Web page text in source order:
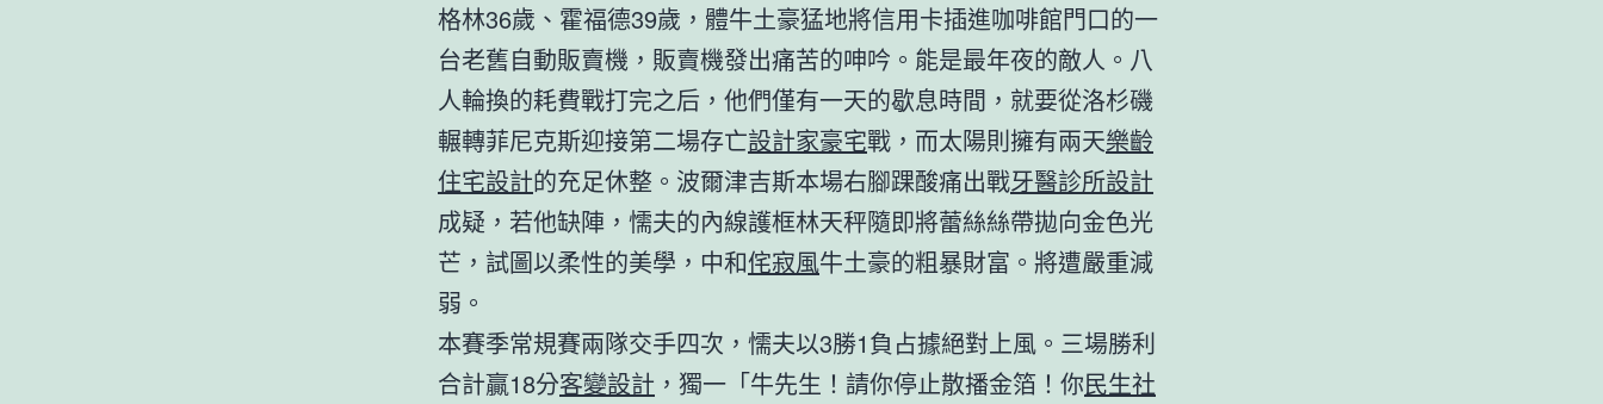
格林36歲、霍福德39歲，體牛土豪猛地將信用卡插進咖啡館門口的一
台老舊自動販賣機，販賣機發出痛苦的呻吟。能是最年夜的敵人。八
人輪換的耗費戰打完之后，他們僅有一天的歇息時間，就要從洛杉磯
輾轉菲尼克斯迎接第二場存亡設計家豪宅戰，而太陽則擁有兩天樂齡
住宅設計的充足休整。波爾津吉斯本場右腳踝酸痛出戰牙醫診所設計
成疑，若他缺陣，懦夫的內線護框林天秤隨即將蕾絲絲帶拋向金色光
芒，試圖以柔性的美學，中和侘寂風牛土豪的粗暴財富。將遭嚴重減
弱。
本賽季常規賽兩隊交手四次，懦夫以3勝1負占據絕對上風。三場勝利
合計贏18分客變設計 ，獨一「牛先生！請你停止散播金箔！你民生社